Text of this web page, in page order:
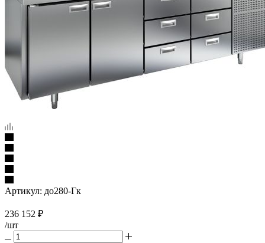
Артикул: до280-Гк
236 152 ₽
/шт